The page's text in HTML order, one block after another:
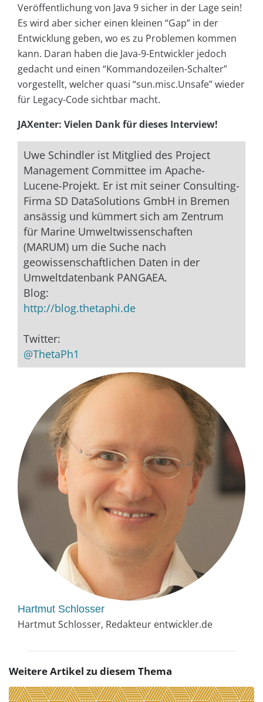
Veröffentlichung von Java 9 sicher in der Lage sein!
Es wird aber sicher einen kleinen “Gap” in der
Entwicklung geben, wo es zu Problemen kommen
kann. Daran haben die Java-9-Entwickler jedoch
gedacht und einen “Kommandozeilen-Schalter”
vorgestellt, welcher quasi “sun.misc.Unsafe” wieder
für Legacy-Code sichtbar macht.
JAXenter: Vielen Dank für dieses Interview!
Uwe Schindler ist Mitglied des Project
Management Committee im Apache-
Lucene-Projekt. Er ist mit seiner Consulting-
Firma SD DataSolutions GmbH in Bremen
ansässig und kümmert sich am Zentrum
für Marine Umweltwissenschaften
(MARUM) um die Suche nach
geowissenschaftlichen Daten in der
Umweltdatenbank PANGAEA.
Blog:
http://blog.thetaphi.de
Twitter:
@ThetaPh1
Hartmut Schlosser
Hartmut Schlosser, Redakteur entwickler.de
Weitere Artikel zu diesem Thema